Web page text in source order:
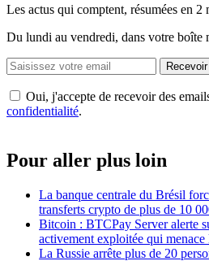
Les actus qui comptent, résumées en 2
Du lundi au vendredi, dans votre boîte
Recevoir
Oui, j'accepte de recevoir des
confidentialité.
Pour aller plus loin
La banque centrale du Brésil
transferts crypto de plus de 10
Bitcoin : BTCPay Server alerte
activement exploitée qui menace
La Russie arrête plus de 20